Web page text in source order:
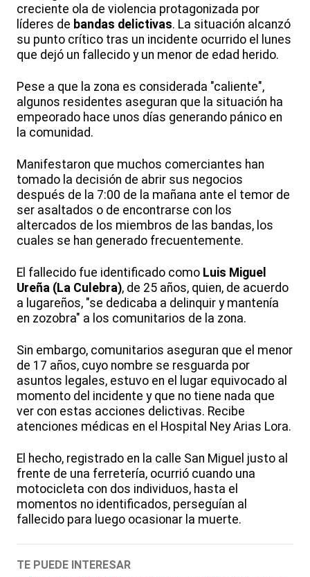
creciente ola de violencia protagonizada por
líderes de bandas delictivas. La situación alcanzó
su punto crítico tras un incidente ocurrido el lunes
que dejó un fallecido y un menor de edad herido.
Pese a que la zona es considerada "caliente",
algunos residentes aseguran que la situación ha
empeorado hace unos días generando pánico en
la comunidad.
Manifestaron que muchos comerciantes han
tomado la decisión de abrir sus negocios
después de la 7:00 de la mañana ante el temor de
ser asaltados o de encontrarse con los
altercados de los miembros de las bandas, los
cuales se han generado frecuentemente.
El fallecido fue identificado como Luis Miguel
Ureña (La Culebra), de 25 años, quien, de acuerdo
a lugareños, "se dedicaba a delinquir y mantenía
en zozobra" a los comunitarios de la zona.
Sin embargo, comunitarios aseguran que el menor
de 17 años, cuyo nombre se resguarda por
asuntos legales, estuvo en el lugar equivocado al
momento del incidente y que no tiene nada que
ver con estas acciones delictivas. Recibe
atenciones médicas en el Hospital Ney Arias Lora.
El hecho, registrado en la calle San Miguel justo al
frente de una ferretería, ocurrió cuando una
motocicleta con dos individuos, hasta el
momentos no identificados, perseguían al
fallecido para luego ocasionar la muerte.
TE PUEDE INTERESAR